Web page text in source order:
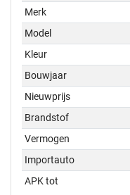
Merk
Model
Kleur
Bouwjaar
Nieuwprijs
Brandstof
Vermogen
Importauto
APK tot